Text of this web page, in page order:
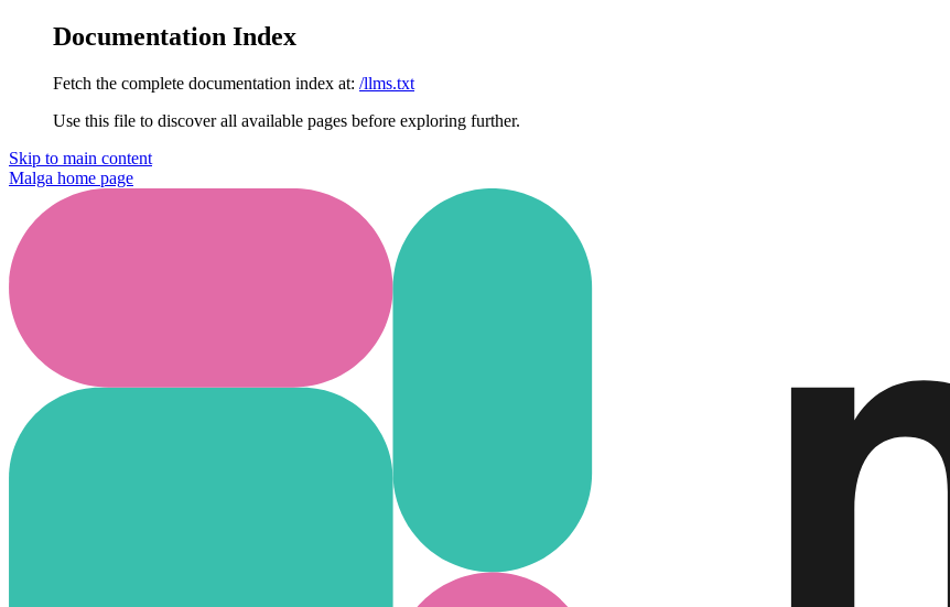
Documentation Index
Fetch the complete documentation index at: /llms.txt
Use this file to discover all available pages before exploring further.
Skip to main content
Malga home page